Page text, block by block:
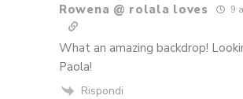
Rowena @ rolala loves 9
What an amazing backdrop!
Paola!
Rispondi